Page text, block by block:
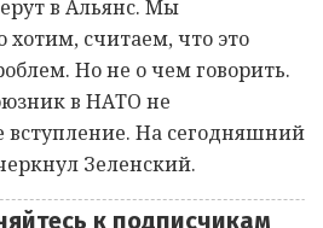
в Альянс. Мы
хотим, считаем, что это
Но не о чем говорить.
в НАТО не
На сегодняшний
Зеленский.
к подписчикам